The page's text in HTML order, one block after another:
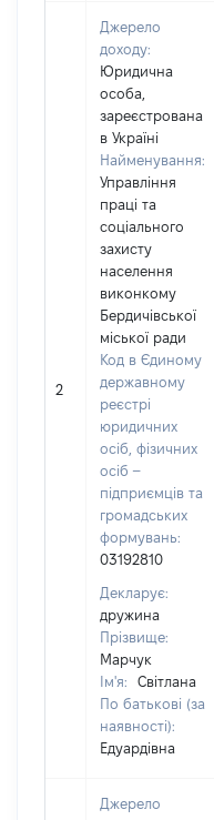
2
Джерело
доходу:
Юридична
особа,
зареєстрована
в Україні
Найменування:
Управління
праці та
соціального
захисту
населення
виконкому
Бердичівської
міської ради
Код в Єдиному
державному
реєстрі
юридичних
осіб, фізичних
осіб –
підприємців та
громадських
формувань:
03192810
Декларує:
дружина
Прізвище:
Марчук
Ім'я:
Світлана
По батькові (за
наявності):
Едуардівна
Джерело